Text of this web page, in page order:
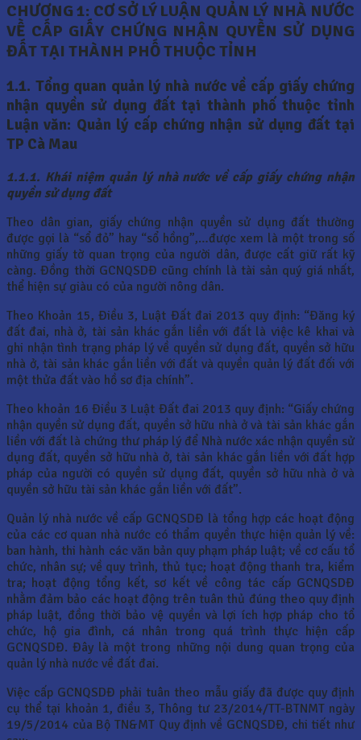
CHƯƠNG 1: CƠ SỞ LÝ LUẬN QUẢN LÝ NHÀ NƯỚC
VỀ CẤP GIẤY CHỨNG NHẬN QUYỀN SỬ DỤNG
ĐẤT TẠI THÀNH PHỐ THUỘC TỈNH
1.1. Tổng quan quản lý nhà nước về cấp giấy chứng
nhận quyền sử dụng đất tại thành phố thuộc tỉnh
Luận văn: Quản lý cấp chứng nhận sử dụng đất tại
TP Cà Mau
1.1.1. Khái niệm quản lý nhà nước về cấp giấy chứng nhận
quyền sử dụng đất
Theo dân gian, giấy chứng nhận quyền sử dụng đất thường
được gọi là “sổ đỏ” hay “sổ hồng”,…được xem là một trong số
những giấy tờ quan trọng của người dân, được cất giữ rất kỹ
càng. Đồng thời GCNQSDĐ cũng chính là tài sản quý giá nhất,
thể hiện sự giàu có của người nông dân.
Theo Khoản 15, Điều 3, Luật Đất đai 2013 quy định: “Đăng ký
đất đai, nhà ở, tài sản khác gắn liền với đất là việc kê khai và
ghi nhận tình trạng pháp lý về quyền sử dụng đất, quyền sở hữu
nhà ở, tài sản khác gắn liền với đất và quyền quản lý đất đối với
một thửa đất vào hồ sơ địa chính”.
Theo khoản 16 Điều 3 Luật Đất đai 2013 quy định: “Giấy chứng
nhận quyền sử dụng đất, quyền sở hữu nhà ở và tài sản khác gắn
liền với đất là chứng thư pháp lý để Nhà nước xác nhận quyền sử
dụng đất, quyền sở hữu nhà ở, tài sản khác gắn liền với đất hợp
pháp của người có quyền sử dụng đất, quyền sở hữu nhà ở và
quyền sở hữu tài sản khác gắn liền với đất”.
Quản lý nhà nước về cấp GCNQSDĐ là tổng hợp các hoạt động
của các cơ quan nhà nước có thẩm quyền thực hiện quản lý về:
ban hành, thi hành các văn bản quy phạm pháp luật; về cơ cấu tổ
chức, nhân sự; về quy trình, thủ tục; hoạt động thanh tra, kiểm
tra; hoạt động tổng kết, sơ kết về công tác cấp GCNQSDĐ
nhằm đảm bảo các hoạt động trên tuân thủ đúng theo quy định
pháp luật, đồng thời bảo vệ quyền và lợi ích hợp pháp cho tổ
chức, hộ gia đình, cá nhân trong quá trình thực hiện cấp
GCNQSDĐ. Đây là một trong những nội dung quan trọng của
quản lý nhà nước về đất đai.
Việc cấp GCNQSDĐ phải tuân theo mẫu giấy đã được quy định
cụ thể tại khoản 1, điều 3, Thông tư 23/2014/TT-BTNMT ngày
19/5/2014 của Bộ TN&MT Quy định về GCNQSDĐ, chi tiết như